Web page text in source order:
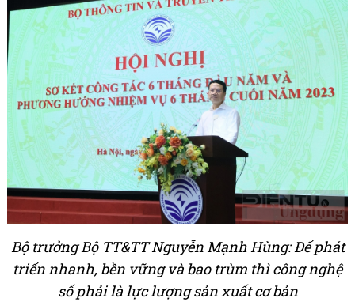
Bộ trưởng Bộ TT&TT Nguyễn Mạnh Hùng: Để phát
triển nhanh, bền vững và bao trùm thì công nghệ
số phải là lực lượng sản xuất cơ bản